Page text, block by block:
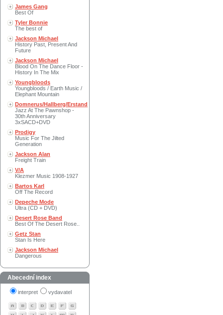
James Gang
Best Of
Tyler Bonnie
The best of
Jackson Michael
History Past, Present And
Future
Jackson Michael
Blood On The Dance Floor -
History In The Mix
Youngbloods
Youngbloods / Earth Music /
Elephant Mountain
Domnerus/Hallberg/Erstand
Jazz At The Pawnshop -
30th Anniversary
3xSACD+DVD
Prodigy
Music For The Jilted
Generation
Jackson Alan
Freight Train
V/A
Klezmer Music 1908-1927
Bartos Karl
Off The Record
Depeche Mode
Ultra (CD + DVD)
Desert Rose Band
Best Of The Desert Rose..
Getz Stan
Stan Is Here
Jackson Michael
Dangerous
Abecední index
interpret vydavatel